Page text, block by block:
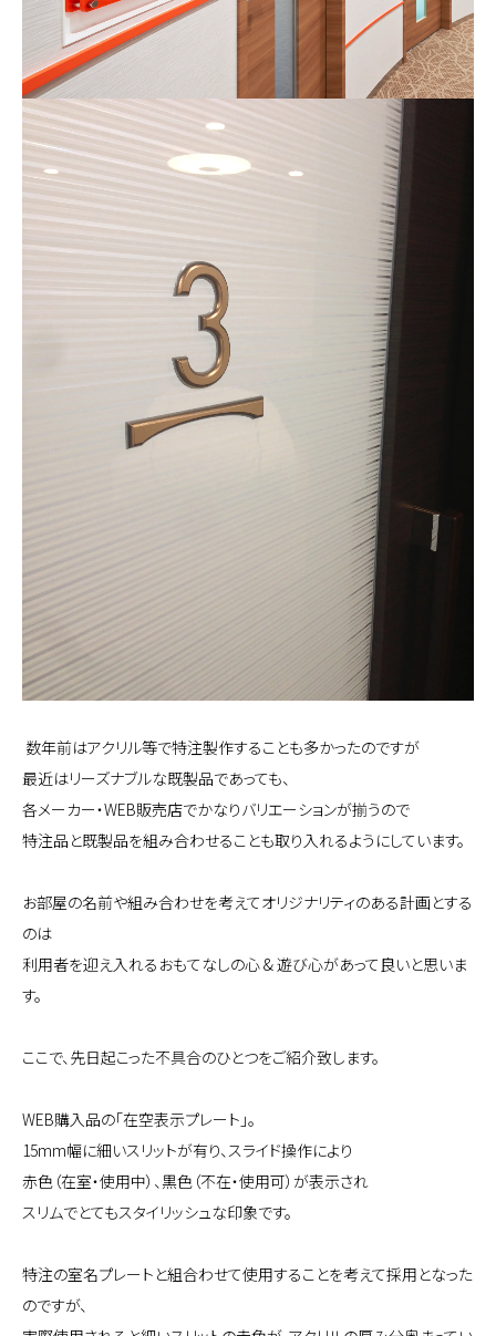
数年前はアクリル等で特注製作することも多かったのですが
最近はリーズナブルな既製品であっても、
各メーカー・WEB販売店でかなりバリエーションが揃うので
特注品と既製品を組み合わせることも取り入れるようにしています。
お部屋の名前や組み合わせを考えてオリジナリティのある計画とする
のは
利用者を迎え入れるおもてなしの心 & 遊び心があって良いと思いま
す。
ここで、先日起こった不具合のひとつをご紹介致します。
WEB購入品の「在空表示プレート」。
15mm幅に細いスリットが有り、スライド操作により
赤色（在室・使用中）、黒色（不在・使用可）が表示され
スリムでとてもスタイリッシュな印象です。
特注の室名プレートと組合わせて使用することを考えて採用となった
のですが、